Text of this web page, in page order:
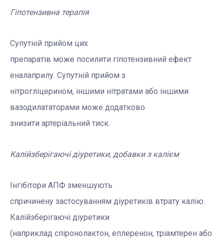
Гіпотензивна терапія
Супутній прийом цих
препаратів може посилити гіпотензивний ефект
еналаприлу. Супутній прийом з
нітрогліцерином, іншими нітратами або іншими
вазодилататорами може додатково
знизити артеріальний тиск.
Калійзберігаючі діуретики, добавки з калієм
Інгібітори АПФ зменшують
спричинену застосуванням діуретиків втрату калію.
Калійзберігаючі діуретики
(наприклад спіронолактон, еплеренон, тріамтерен або